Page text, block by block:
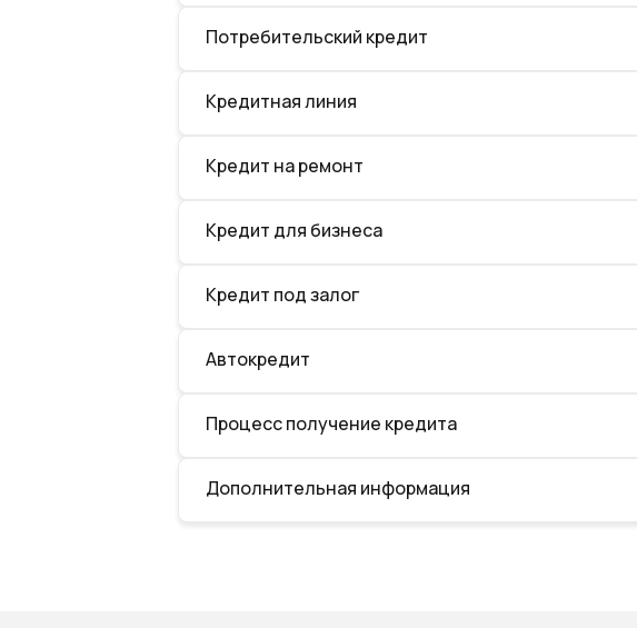
Потребительский кредит
Кредитная линия
Кредит на ремонт
Кредит для бизнеса
Кредит под залог
Автокредит
Процесс получение кредита
Дополнительная информация